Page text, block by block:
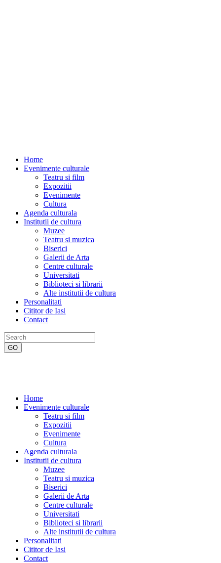
Home
Evenimente culturale
Teatru si film
Expozitii
Evenimente
Cultura
Agenda culturala
Institutii de cultura
Muzee
Teatru si muzica
Biserici
Galerii de Arta
Centre culturale
Universitati
Biblioteci si librarii
Alte institutii de cultura
Personalitati
Cititor de Iasi
Contact
Home
Evenimente culturale
Teatru si film
Expozitii
Evenimente
Cultura
Agenda culturala
Institutii de cultura
Muzee
Teatru si muzica
Biserici
Galerii de Arta
Centre culturale
Universitati
Biblioteci si librarii
Alte institutii de cultura
Personalitati
Cititor de Iasi
Contact